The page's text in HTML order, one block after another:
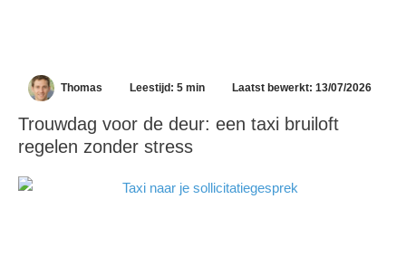
Thomas Leestijd: 5 min Laatst bewerkt: 13/07/2026
Trouwdag voor de deur: een taxi bruiloft
regelen zonder stress